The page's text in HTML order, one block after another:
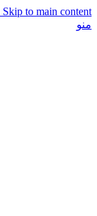
Skip to main content
منو